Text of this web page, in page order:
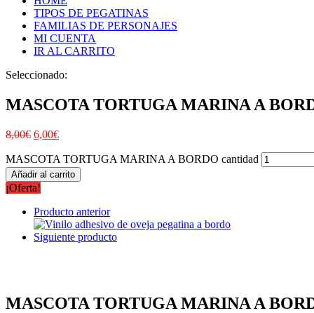
TIPOS DE PEGATINAS
FAMILIAS DE PERSONAJES
MI CUENTA
IR AL CARRITO
Seleccionado:
MASCOTA TORTUGA MARINA A
8,00€ 6,00€
MASCOTA TORTUGA MARINA A BORDO cantidad
Añadir al carrito
¡Oferta!
Producto anterior
Siguiente producto
MASCOTA TORTUGA MARINA A